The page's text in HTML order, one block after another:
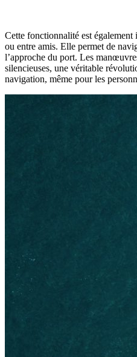
Cette fonctionnalité est
ou entre amis. Elle permet de
l’approche du port. Les
silencieuses, une véritable
navigation, même pour les